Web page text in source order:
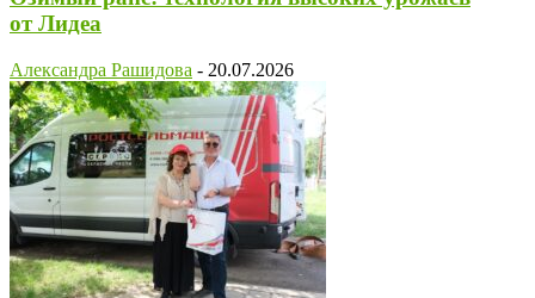
от Лидеа
Александра Рашидова - 20.07.2026